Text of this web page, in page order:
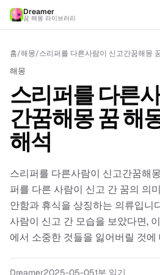
Dreamer
꿈 해몽 라이브러리
홈/해몽/스리퍼를 다른사람이 신고간꿈해몽
해몽
스리퍼를 다른
간꿈해몽 꿈 해
해석
스리퍼를 다른사람이 신고간꿈해
퍼를 다른 사람이 신고 간 꿈의 의
안함과 휴식을 상징하는 의류입니
사람이 신고 간 모습을 보았다면,
에서 소중한 것들을 잃어버릴 것에
Dreamer2025-05-051분 읽기